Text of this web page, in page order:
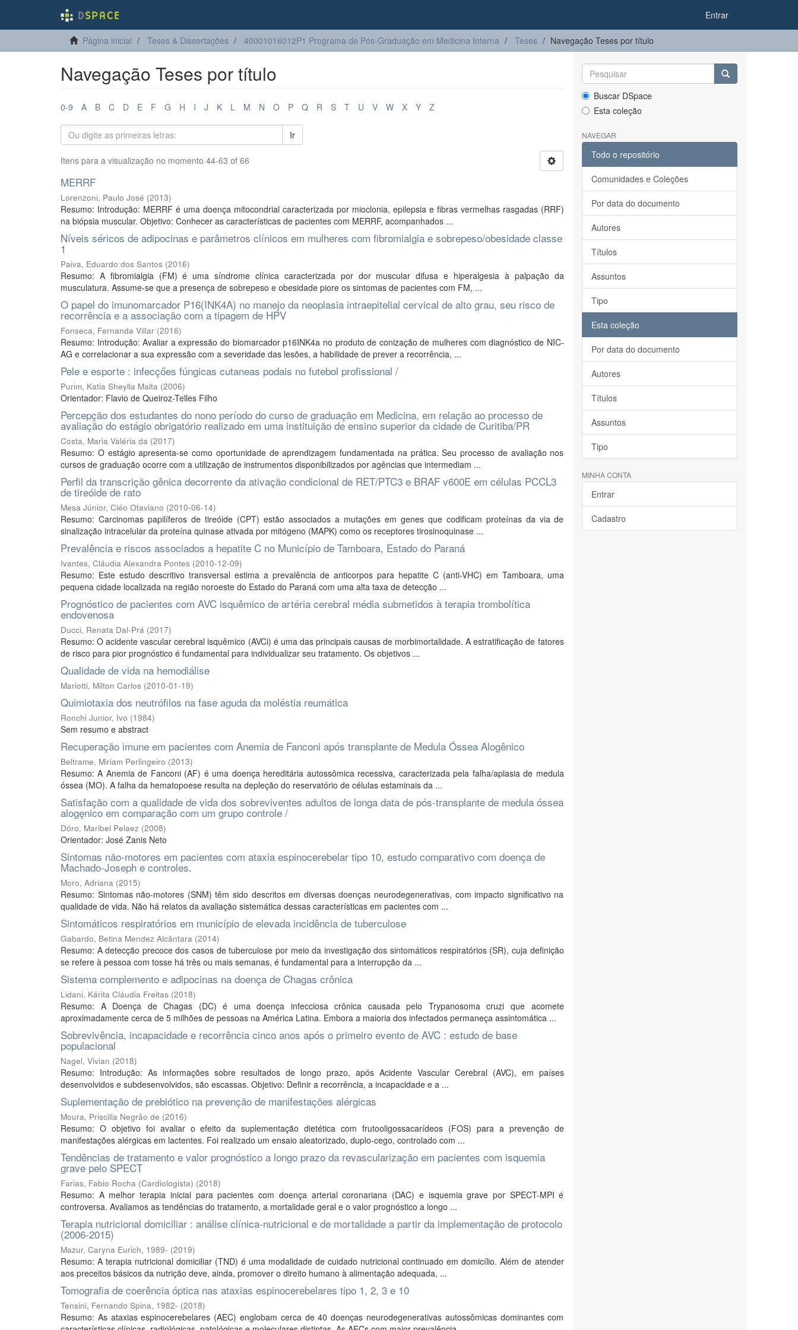
Entrar
Página inicial Teses & Dissertações 40001016012P1 Programa de Pós-Graduação em Medicina Interna Teses Navegação Teses por título
Navegação Teses por título
0-9 A B C D E F G H I J K L M N O P Q R S T U V W X Y Z
Ir
Itens para a visualização no momento 44-63 of 66
MERRF
Lorenzoni, Paulo José (2013)
Resumo: Introdução: MERRF é uma doença mitocondrial caracterizada por mioclonia, epilepsia e fibras vermelhas rasgadas (RRF)
na biópsia muscular. Objetivo: Conhecer as características de pacientes com MERRF, acompanhados ...
Níveis séricos de adipocinas e parâmetros clínicos em mulheres com fibromialgia e sobrepeso/obesidade classe
1
Paiva, Eduardo dos Santos (2016)
Resumo: A fibromialgia (FM) é uma síndrome clínica caracterizada por dor muscular difusa e hiperalgesia à palpação da
musculatura. Assume-se que a presença de sobrepeso e obesidade piore os sintomas de pacientes com FM, ...
O papel do imunomarcador P16(INK4A) no manejo da neoplasia intraepitelial cervical de alto grau, seu risco de
recorrência e a associação com a tipagem de HPV
Fonseca, Fernanda Villar (2016)
Resumo: Introdução: Avaliar a expressão do biomarcador p16INK4a no produto de conização de mulheres com diagnóstico de NIC-
AG e correlacionar a sua expressão com a severidade das lesões, a habilidade de prever a recorrência, ...
Pele e esporte : infecçőes fúngicas cutaneas podais no futebol profissional /
Purim, Katia Sheylla Malta (2006)
Orientador: Flavio de Queiroz-Telles Filho
Percepção dos estudantes do nono período do curso de graduação em Medicina, em relação ao processo de
avaliação do estágio obrigatório realizado em uma instituição de ensino superior da cidade de Curitiba/PR
Costa, Maria Valéria da (2017)
Resumo: O estágio apresenta-se como oportunidade de aprendizagem fundamentada na prática. Seu processo de avaliação nos
cursos de graduação ocorre com a utilização de instrumentos disponibilizados por agências que intermediam ...
Perfil da transcrição gênica decorrente da ativação condicional de RET/PTC3 e BRAF v600E em células PCCL3
de tireóide de rato
Mesa Júnior, Cléo Otaviano (2010-06-14)
Resumo: Carcinomas papilíferos de tireóide (CPT) estão associados a mutações em genes que codificam proteínas da via de
sinalização intracelular da proteína quinase ativada por mitógeno (MAPK) como os receptores tirosinoquinase ...
Prevalência e riscos associados a hepatite C no Município de Tamboara, Estado do Paraná
Ivantes, Cláudia Alexandra Pontes (2010-12-09)
Resumo: Este estudo descritivo transversal estima a prevalência de anticorpos para hepatite C (anti-VHC) em Tamboara, uma
pequena cidade localizada na região noroeste do Estado do Paraná com uma alta taxa de detecção ...
Prognóstico de pacientes com AVC isquêmico de artéria cerebral média submetidos à terapia trombolítica
endovenosa
Ducci, Renata Dal-Prá (2017)
Resumo: O acidente vascular cerebral isquêmico (AVCi) é uma das principais causas de morbimortalidade. A estratificação de fatores
de risco para pior prognóstico é fundamental para individualizar seu tratamento. Os objetivos ...
Qualidade de vida na hemodiálise
Mariotti, Milton Carlos (2010-01-19)
Quimiotaxia dos neutrófilos na fase aguda da moléstia reumática
Ronchi Junior, Ivo (1984)
Sem resumo e abstract
Recuperação imune em pacientes com Anemia de Fanconi após transplante de Medula Óssea Alogênico
Beltrame, Miriam Perlingeiro (2013)
Resumo: A Anemia de Fanconi (AF) é uma doença hereditária autossômica recessiva, caracterizada pela falha/aplasia de medula
óssea (MO). A falha da hematopoese resulta na depleção do reservatório de células estaminais da ...
Satisfaçăo com a qualidade de vida dos sobreviventes adultos de longa data de pós-transplante de medula óssea
alogęnico em comparaçăo com um grupo controle /
Dóro, Maribel Pelaez (2008)
Orientador: José Zanis Neto
Sintomas não-motores em pacientes com ataxia espinocerebelar tipo 10, estudo comparativo com doença de
Machado-Joseph e controles.
Moro, Adriana (2015)
Resumo: Sintomas não-motores (SNM) têm sido descritos em diversas doenças neurodegenerativas, com impacto significativo na
qualidade de vida. Não há relatos da avaliação sistemática dessas características em pacientes com ...
Sintomáticos respiratórios em município de elevada incidência de tuberculose
Gabardo, Betina Mendez Alcântara (2014)
Resumo: A detecção precoce dos casos de tuberculose por meio da investigação dos sintomáticos respiratórios (SR), cuja definição
se refere à pessoa com tosse há três ou mais semanas, é fundamental para a interrupção da ...
Sistema complemento e adipocinas na doença de Chagas crônica
Lidani, Kárita Cláudia Freitas (2018)
Resumo: A Doença de Chagas (DC) é uma doença infecciosa crônica causada pelo Trypanosoma cruzi que acomete
aproximadamente cerca de 5 milhões de pessoas na América Latina. Embora a maioria dos infectados permaneça assintomática ...
Sobrevivência, incapacidade e recorrência cinco anos após o primeiro evento de AVC : estudo de base
populacional
Nagel, Vivian (2018)
Resumo: Introdução: As informações sobre resultados de longo prazo, após Acidente Vascular Cerebral (AVC), em países
desenvolvidos e subdesenvolvidos, são escassas. Objetivo: Definir a recorrência, a incapacidade e a ...
Suplementação de prebiótico na prevenção de manifestações alérgicas
Moura, Priscilla Negrão de (2016)
Resumo: O objetivo foi avaliar o efeito da suplementação dietética com frutooligossacarídeos (FOS) para a prevenção de
manifestações alérgicas em lactentes. Foi realizado um ensaio aleatorizado, duplo-cego, controlado com ...
Tendências de tratamento e valor prognóstico a longo prazo da revascularização em pacientes com isquemia
grave pelo SPECT
Farias, Fabio Rocha (Cardiologista) (2018)
Resumo: A melhor terapia inicial para pacientes com doença arterial coronariana (DAC) e isquemia grave por SPECT-MPI é
controversa. Avaliamos as tendências do tratamento, a mortalidade geral e o valor prognóstico a longo ...
Terapia nutricional domiciliar : análise clínica-nutricional e de mortalidade a partir da implementação de protocolo
(2006-2015)
Mazur, Caryna Eurich, 1989- (2019)
Resumo: A terapia nutricional domiciliar (TND) é uma modalidade de cuidado nutricional continuado em domicílio. Além de atender
aos preceitos básicos da nutrição deve, ainda, promover o direito humano à alimentação adequada, ...
Tomografia de coerência óptica nas ataxias espinocerebelares tipo 1, 2, 3 e 10
Tensini, Fernando Spina, 1982- (2018)
Resumo: As ataxias espinocerebelares (AEC) englobam cerca de 40 doenças neurodegenerativas autossômicas dominantes com
Buscar DSpace
Esta coleção
NAVEGAR
Todo o repositório
Comunidades e Coleções
Por data do documento
Autores
Títulos
Assuntos
Tipo
Esta coleção
Por data do documento
Autores
Títulos
Assuntos
Tipo
MINHA CONTA
Entrar
Cadastro